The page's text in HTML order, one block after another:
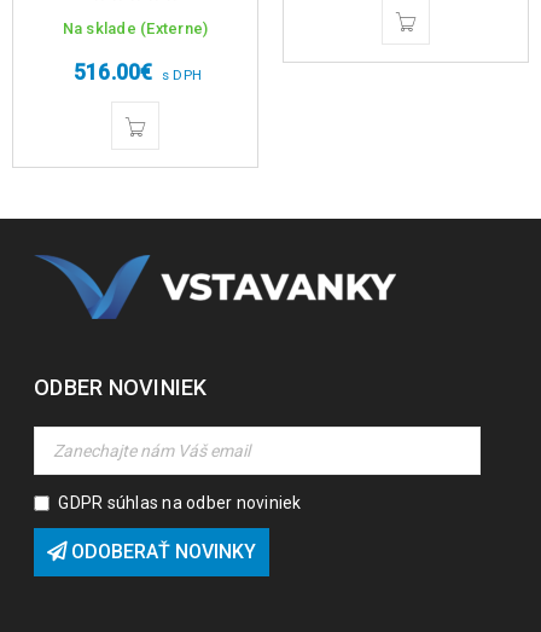
Na sklade (Externe)
516.00€ s DPH
ODBER NOVINIEK
GDPR súhlas na odber noviniek
ODOBERAŤ NOVINKY